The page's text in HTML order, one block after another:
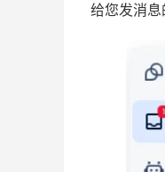
给您发消息